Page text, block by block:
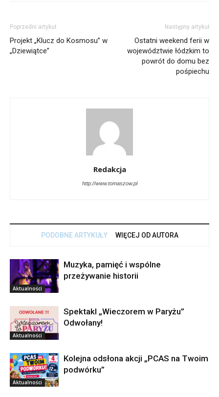
Poprzedni artykuł
Projekt „Klucz do Kosmosu” w
„Dziewiątce”
Następny artykuł
Ostatni weekend ferii w
województwie łódzkim to
powrót do domu bez
pośpiechu
Redakcja
http://www.tomaszow.pl
PODOBNE ARTYKUŁY WIĘCEJ OD AUTORA
Aktualności
Muzyka, pamięć i wspólne
przeżywanie historii
Aktualności
Spektakl „Wieczorem w Paryżu”
Odwołany!
Aktualności
Kolejna odsłona akcji „PCAS na Twoim
podwórku”